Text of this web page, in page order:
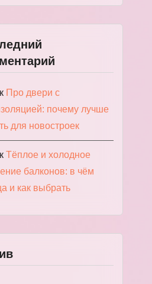
к Про двери с
почему лучше
для новостроек
к Тёплое и холодное
балконов: в чём
и как выбрать